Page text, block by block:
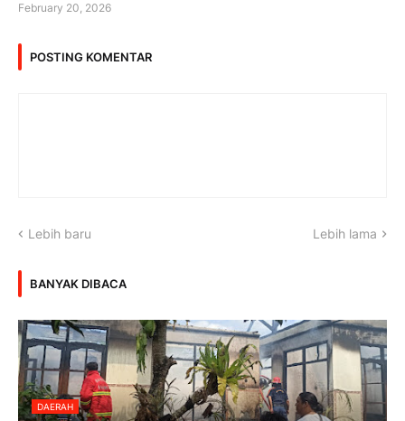
February 20, 2026
POSTING KOMENTAR
Lebih baru Lebih lama
BANYAK DIBACA
DAERAH